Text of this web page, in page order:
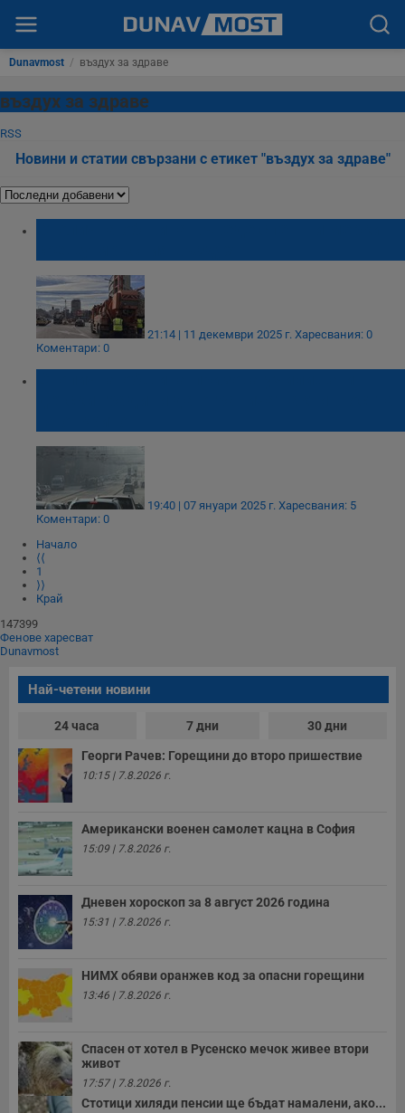
Dunavmost / въздух за здраве
въздух за здраве
RSS
Новини и статии свързани с етикет "въздух за здраве"
21:14 | 11 декември 2025 г. Харесвания: 0
Коментари: 0
19:40 | 07 януари 2025 г. Харесвания: 5
Коментари: 0
Начало
⟨⟨
1
⟩⟩
Край
147399
Фенове харесват
Dunavmost
Най-четени новини
24 часа 7 дни 30 дни
Георги Рачев: Горещини до второ пришествие
10:15 | 7.8.2026 г.
Американски военен самолет кацна в София
15:09 | 7.8.2026 г.
Дневен хороскоп за 8 август 2026 година
15:31 | 7.8.2026 г.
НИМХ обяви оранжев код за опасни горещини
13:46 | 7.8.2026 г.
Спасен от хотел в Русенско мечок живее втори
живот
17:57 | 7.8.2026 г.
Стотици хиляди пенсии ще бъдат намалени, ако...